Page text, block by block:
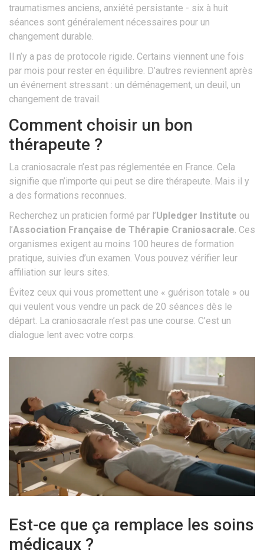
traumatismes anciens, anxiété persistante - six à huit
séances sont généralement nécessaires pour un
changement durable.
Il n’y a pas de protocole rigide. Certains viennent une fois
par mois pour rester en équilibre. D’autres reviennent après
un événement stressant : un déménagement, un deuil, un
changement de travail.
Comment choisir un bon
thérapeute ?
La craniosacrale n’est pas réglementée en France. Cela
signifie que n’importe qui peut se dire thérapeute. Mais il y
a des formations reconnues.
Recherchez un praticien formé par l’Upledger Institute ou
l’Association Française de Thérapie Craniosacrale. Ces
organismes exigent au moins 100 heures de formation
pratique, suivies d’un examen. Vous pouvez vérifier leur
affiliation sur leurs sites.
Évitez ceux qui vous promettent une « guérison totale » ou
qui veulent vous vendre un pack de 20 séances dès le
départ. La craniosacrale n’est pas une course. C’est un
dialogue lent avec votre corps.
Est-ce que ça remplace les soins
médicaux ?